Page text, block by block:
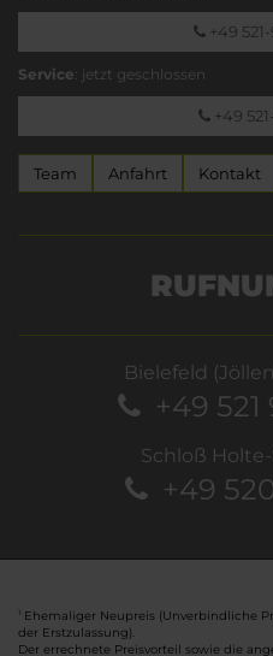
+49
Service: jetzt geschlossen
+49
Team Anfahrt Kontakt
Bielefeld
+49 521
Schloß
+49
Ehemaliger Neupreis (Unverbindliche
der Erstzulassung).
Der errechnete Preisvorteil sowie die